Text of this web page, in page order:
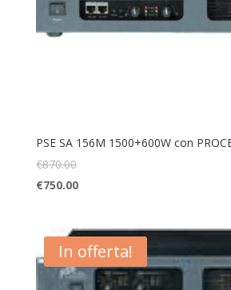
PSE SA 156M 1500+600W con
€870.00
€750.00
In offerta!